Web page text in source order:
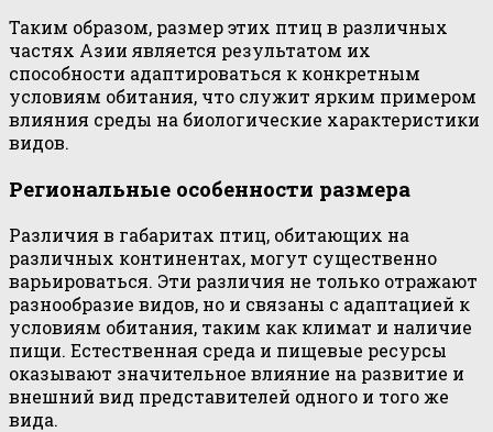
Таким образом, размер этих птиц в различных
частях Азии является результатом их
способности адаптироваться к конкретным
условиям обитания, что служит ярким примером
влияния среды на биологические характеристики
видов.
Региональные особенности размера
Различия в габаритах птиц, обитающих на
различных континентах, могут существенно
варьироваться. Эти различия не только отражают
разнообразие видов, но и связаны с адаптацией к
условиям обитания, таким как климат и наличие
пищи. Естественная среда и пищевые ресурсы
оказывают значительное влияние на развитие и
внешний вид представителей одного и того же
вида.